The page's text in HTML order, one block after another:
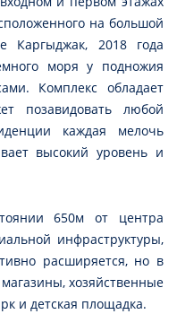
на большой
Каргыджак, 2018 года
моря у подножия
Комплекс обладает
позавидовать любой
каждая мелочь
высокий уровень и
650м от центра
инфраструктуры,
расширяется, но в
хозяйственные
и детская площадка.